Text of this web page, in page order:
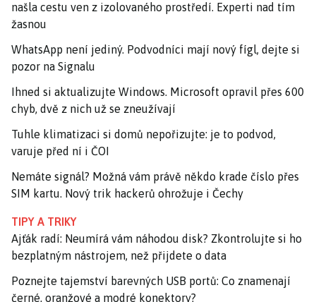
našla cestu ven z izolovaného prostředí. Experti nad tím
žasnou
WhatsApp není jediný. Podvodníci mají nový fígl, dejte si
pozor na Signalu
Ihned si aktualizujte Windows. Microsoft opravil přes 600
chyb, dvě z nich už se zneužívají
Tuhle klimatizaci si domů nepořizujte: je to podvod,
varuje před ní i ČOI
Nemáte signál? Možná vám právě někdo krade číslo přes
SIM kartu. Nový trik hackerů ohrožuje i Čechy
TIPY A TRIKY
Ajťák radí: Neumírá vám náhodou disk? Zkontrolujte si ho
bezplatným nástrojem, než přijdete o data
Poznejte tajemství barevných USB portů: Co znamenají
černé, oranžové a modré konektory?